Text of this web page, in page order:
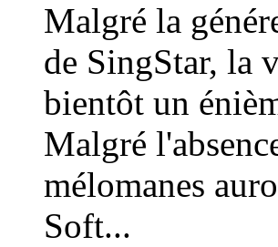
Malgré la
de SingStar, la
bientôt un
Malgré
mélomanes
Soft...